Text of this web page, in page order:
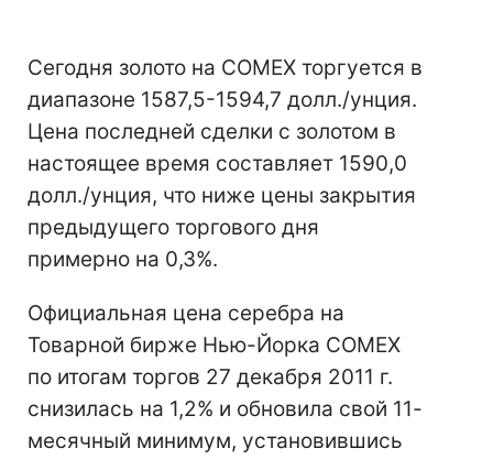
Сегодня золото на COMEX торгуется в
диапазоне 1587,5-1594,7 долл./унция.
Цена последней сделки с золотом в
настоящее время составляет 1590,0
долл./унция, что ниже цены закрытия
предыдущего торгового дня
примерно на 0,3%.
Официальная цена серебра на
Товарной бирже Нью-Йорка COMEX
по итогам торгов 27 декабря 2011 г.
снизилась на 1,2% и обновила свой 11-
месячный минимум, установившись